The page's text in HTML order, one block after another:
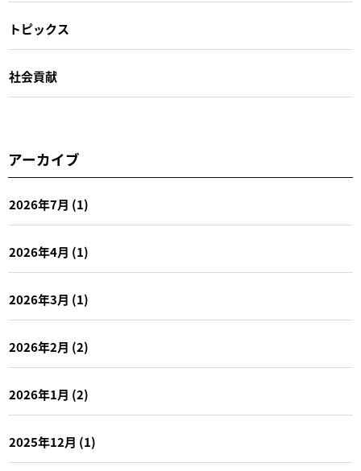
トピックス
社会貢献
アーカイブ
2026年7月 (1)
2026年4月 (1)
2026年3月 (1)
2026年2月 (2)
2026年1月 (2)
2025年12月 (1)